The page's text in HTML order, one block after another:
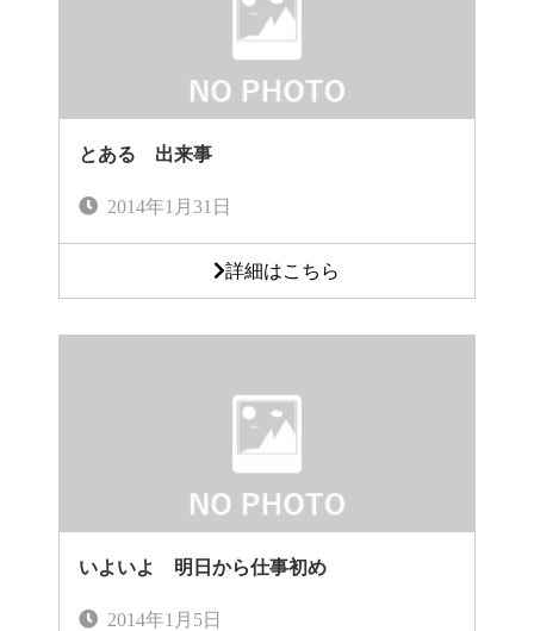
とある 出来事
2014年1月31日
詳細はこちら
いよいよ 明日から仕事初め
2014年1月5日